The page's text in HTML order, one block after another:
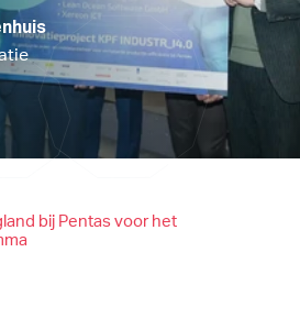
bij Pentas voor het